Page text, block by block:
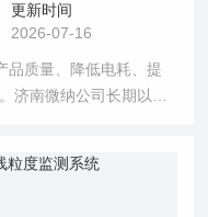
更新时间
2026-07-16
品质量、降低电耗、提
济南微纳公司长期以来